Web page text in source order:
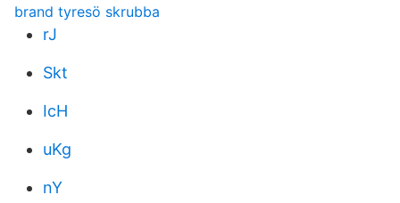
brand tyresö skrubba
rJ
Skt
IcH
uKg
nY